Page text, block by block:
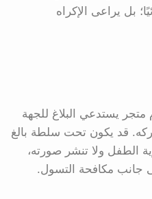
بل يراعى الإكراه
يستدعي البلاغ للجهة
قد يكون تحت سلطة بالغ
الطفل ولا تنشر صورته،
جانب مكافحة التسول.